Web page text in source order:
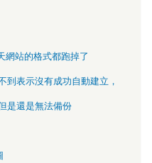
網站的格式都跑掉了
到表示沒有成功自動建立，
是還是無法備份